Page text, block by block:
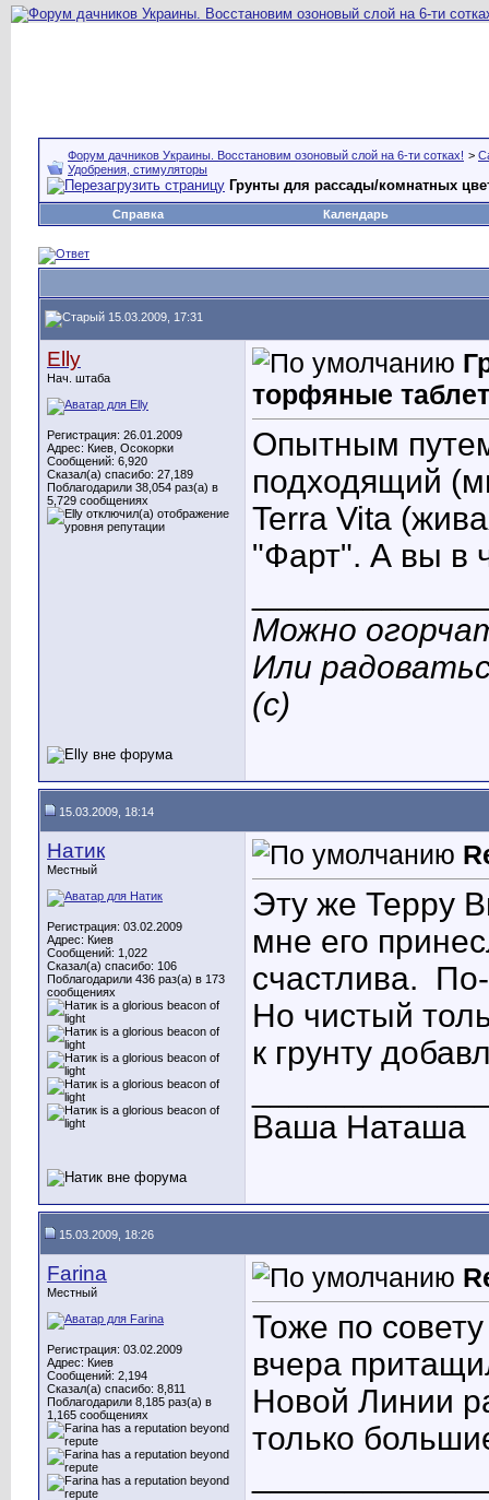
Форум дачников Украины. Восстановим озоновый слой на 6-ти сотках! >
Удобрения, стимуляторы
Грунты для рассады/комнатных
Справка Календарь
15.03.2009, 17:31
Elly
Нач. штаба
Регистрация: 26.01.2009
Адрес: Киев, Осокорки
Сообщений: 6,920
Сказал(а) спасибо: 27,189
Поблагодарили 38,054 раз(а) в
5,729 сообщениях
торфяные
Опытным
подходящий
Terra Vita
"Фарт". А вы в
Можно
Или
(с)
15.03.2009, 18:14
Натик
Местный
Регистрация: 03.02.2009
Адрес: Киев
Сообщений: 1,022
Сказал(а) спасибо: 106
Поблагодарили 436 раз(а) в 173
сообщениях
Эту же Терру
мне его
счастлива.
Но чистый
к грунту
Ваша Наташа
15.03.2009, 18:26
Farina
Местный
Регистрация: 03.02.2009
Адрес: Киев
Сообщений: 2,194
Сказал(а) спасибо: 8,811
Поблагодарили 8,185 раз(а) в
1,165 сообщениях
Тоже по
вчера
Новой Линии
только